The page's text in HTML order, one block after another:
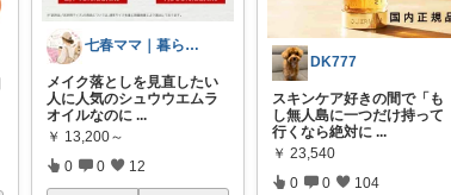
七春ママ｜暮らしとキャンプ
メイク落としを見直したい
人に人気のシュウウエムラ
オイルなのに ...
￥ 13,200～
0 0 12
DK777
スキンケア好きの間で「も
し無人島に一つだけ持って
行くなら絶対に ...
￥ 23,540
0 0 104